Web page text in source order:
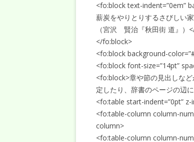
<fo:block text-indent=”0em”
薪炭をやりとりするさびしい
（宮沢 賢治『秋田街 道』）
</fo:block>
<fo:block background-
<fo:block font-size=”14pt”
<fo:block>章や節の見出しな
定したり、辞書のページの辺
<fo:table start-indent=”0pt” z-
<fo:table-column column-
column>
<fo:table-column column-